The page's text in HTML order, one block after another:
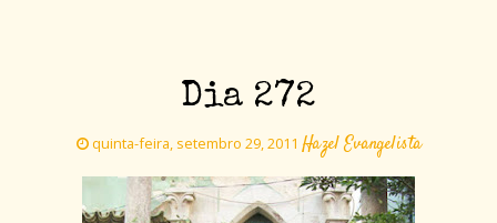
Dia 272
quinta-feira, setembro 29, 2011 Hazel Evangelista